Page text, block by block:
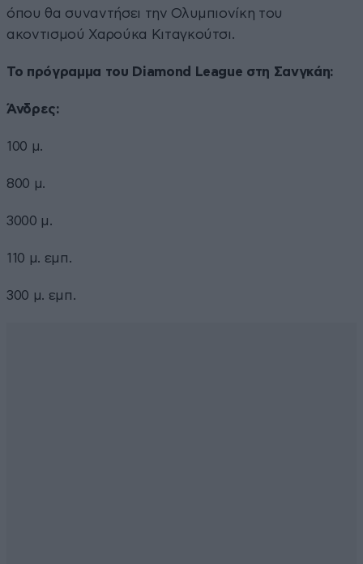
όπου θα συναντήσει την Ολυμπιονίκη του
ακοντισμού Χαρούκα Κιταγκούτσι.
Το πρόγραμμα του Diamond League στη Σανγκάη:
Άνδρες:
100 μ.
800 μ.
3000 μ.
110 μ. εμπ.
300 μ. εμπ.